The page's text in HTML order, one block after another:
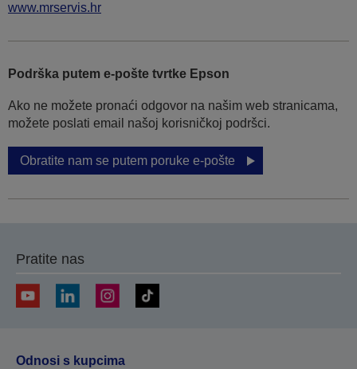
www.mrservis.hr
Podrška putem e-pošte tvrtke Epson
Ako ne možete pronaći odgovor na našim web stranicama,
možete poslati email našoj korisničkoj podršci.
Obratite nam se putem poruke e-pošte
Pratite nas
Odnosi s kupcima